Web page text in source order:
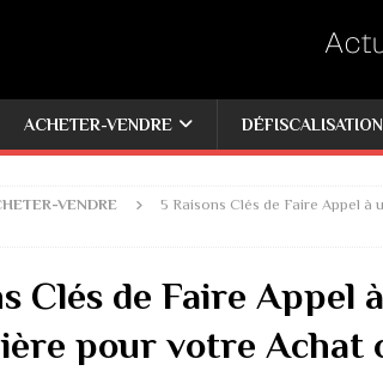
ACHETER-VENDRE
VENDRE
5 Raisons Clés de Faire Appel
Clés de Faire Appel
pour votre Achat